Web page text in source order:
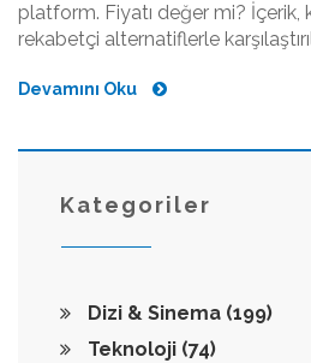
platform. Fiyatı değer mi? İçerik,
rekabetçi alternatiflerle
Devamını Oku
Kategoriler
Dizi & Sinema (199)
Teknoloji (74)